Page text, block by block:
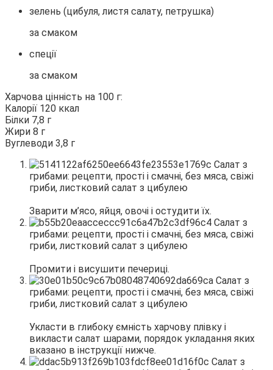
зелень (цибуля, листя салату, петрушка)
за смаком
спеції
за смаком
Харчова цінність на 100 г:
Калорії 120 ккал
Білки 7,8 г
Жири 8 г
Вуглеводи 3,8 г
Зварити м’ясо, яйця, овочі і остудити їх.
Промити і висушити печериці.
Укласти в глибоку ємність харчову плівку і
викласти салат шарами, порядок укладання яких
вказано в інструкції нижче.